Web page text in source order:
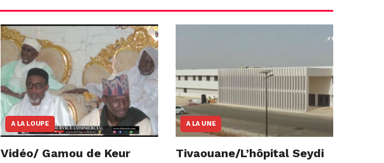
A LA LOUPE
Vidéo/ Gamou de Keur
A LA UNE
Tivaouane/L’hôpital Seydi